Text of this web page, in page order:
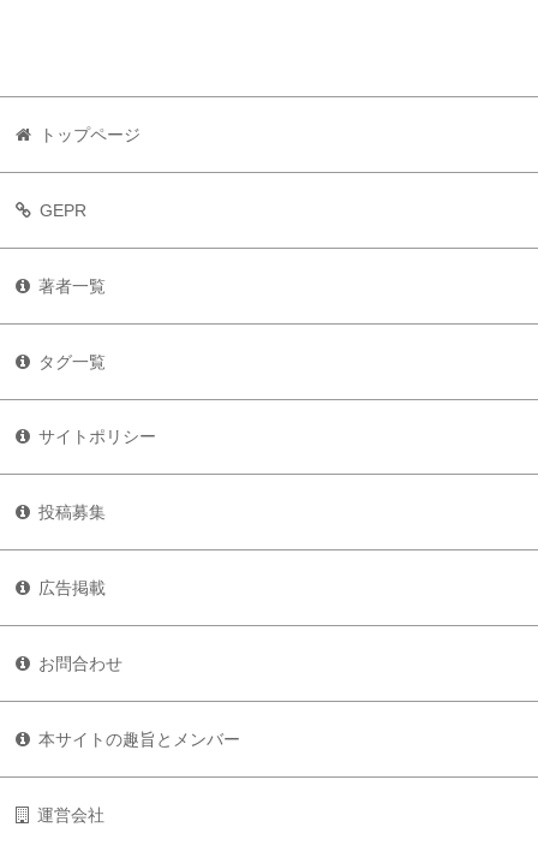
トップページ
GEPR
著者一覧
タグ一覧
サイトポリシー
投稿募集
広告掲載
お問合わせ
本サイトの趣旨とメンバー
運営会社